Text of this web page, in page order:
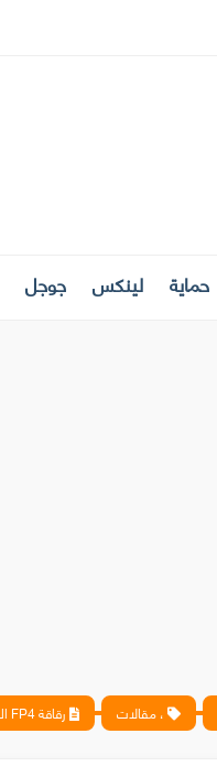
حماية لينكس جوجل
، مقالات رقاقة FP4 الجديدة لنوكيا يمكنها أن تجعل الراوتر 10 مرات أسرع مما تتخيل !